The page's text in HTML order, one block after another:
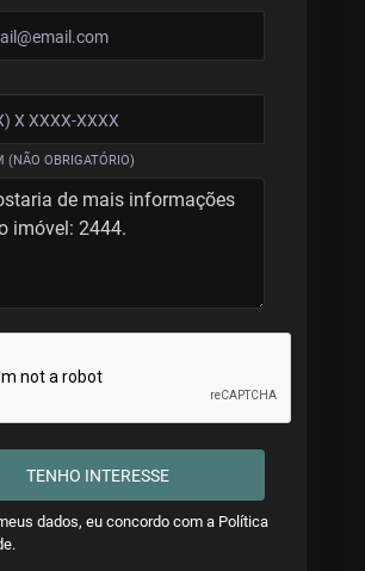
(NÃO OBRIGATÓRIO)
TENHO INTERESSE
dados, eu concordo com a Política
.